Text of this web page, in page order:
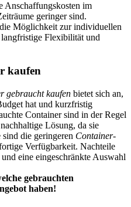
Anschaffungskosten im
geringer sind.
Möglichkeit zur individuellen
Flexibilität und
kaufen
gebraucht kaufen bietet sich an,
hat und kurzfristig
Container sind in der Regel
Lösung, da sie
die geringeren Container-
Verfügbarkeit. Nachteile
eine eingeschränkte Auswahl
gebrauchten
haben!